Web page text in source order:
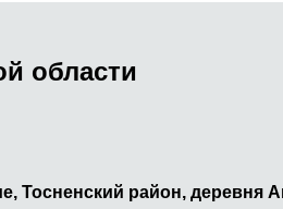
области
Тосненский район, деревня